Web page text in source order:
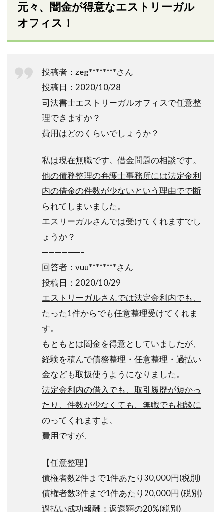
元々、闇金が得意なエストリーガル
オフィス！
投稿者：zeg********さん
投稿日：2020/10/28
司法書士エストリーガルオフィスで任意整
理できますか？
費用はどのくらいでしょうか？
私は現在無職です。借金問題の相談です。
他の債務整理の弁護士事務所には法定金利
内の借金の件数が少ないという理由でで断
られてしまいました。
エスリーガルさんでは受けてくれますでし
ょうか？
——————–
回答者：vuu********さん
投稿日：2020/10/29
エストリーガルさんでは法定金利内でも、
たった1件からでも任意整理受けてくれま
す。
もともとは闇金を得意としていましたが、
経験を積んで債務整理・任意整理・過払い
金なども取扱使うようになりました。
法定金利内の借入でも、取引履歴が短かっ
たり、件数が少なくても、無職でも相談に
のってくれますよ。
費用ですが、
【任意整理】
債権者数2件まで1件あたり30,000円(税別)
債権者数3件まで1件あたり20,000円 (税別)
過払い成功報酬：返還額の20%(税別)